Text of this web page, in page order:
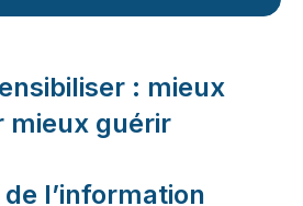
: mieux
mieux guérir
l’information